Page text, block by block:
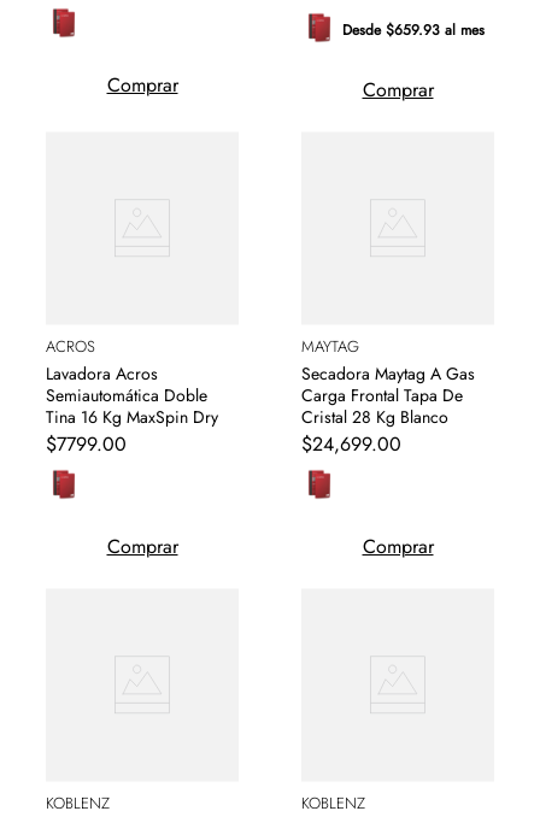
Comprar
Desde $659.93 al mes
Comprar
ACROS
Lavadora Acros
Semiautomática Doble
Tina 16 Kg MaxSpin Dry
$7799.00
Comprar
MAYTAG
Secadora Maytag A Gas
Carga Frontal Tapa De
Cristal 28 Kg Blanco
$24,699.00
Comprar
KOBLENZ KOBLENZ